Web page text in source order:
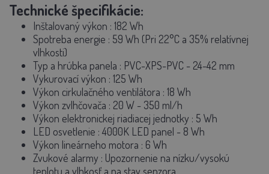
Technické špecifikácie:
Inštalovaný výkon : 182 Wh
Spotreba energie : 59 Wh (Pri 22°C a 35% relatívnej
vlhkosti)
Typ a hrúbka panela : PVC-XPS-PVC - 24-42 mm
Vykurovací výkon : 125 Wh
Výkon cirkulačného ventilátora : 18 Wh
Výkon zvlhčovača : 20 W - 350 ml/h
Výkon elektronickej riadiacej jednotky : 5 Wh
LED osvetlenie : 4000K LED panel - 8 Wh
Výkon lineárneho motora : 6 Wh
Zvukové alarmy : Upozornenie na nízku/vysokú
teplotu a vlhkosť a na stav senzora